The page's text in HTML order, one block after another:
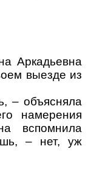
Аркадьевна
выезде из
– объясняла
намерения
вспомнила
– нет, уж